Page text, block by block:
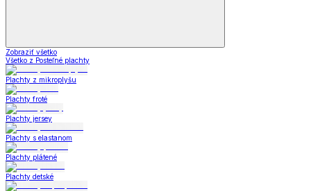
Zobraziť všetko
Všetko z Posteľné plachty
Plachty z mikroplyšu
Plachty froté
Plachty jersey
Plachty s elastanom
Plachty plátené
Plachty detské